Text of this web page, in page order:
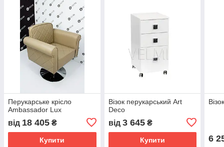
Перукарське крісло
Ambassador Lux
від 18 405 ₴
Купити
Візок перукарcький Art
Deco
від 3 645₴
Купити 6